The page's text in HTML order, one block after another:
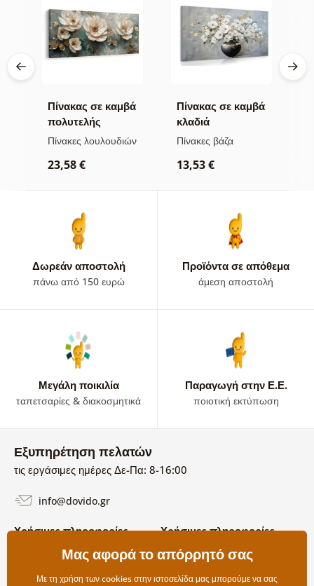
Πίνακας σε καμβά
πολυτελής
λουλουδάτη
Πίνακες λουλουδιών
23,58 €
Πίνακας σε καμβά
κλαδιά
λουλουδιών σε
Πίνακες βάζα
13,53 €
Δωρεάν αποστολή
πάνω από 150 ευρώ
Προϊόντα σε απόθεμα
άμεση αποστολή
Μεγάλη ποικιλία
ταπετσαρίες & διακοσμητικά
Παραγωγή στην Ε.Ε.
ποιοτική εκτύπωση
Εξυπηρέτηση πελατών
τις εργάσιμες ημέρες Δε-Πα: 8-16:00
info@dovido.gr
Χρήσιμες πληροφορίες
Όροι χρήσης και επιστροφών
Χρήσιμες πληροφορίες
Σχετικά με εμάς
Συχνές Ερωτήσεις
Επικοινωνία
Μας αφορά το απόρρητό σας
Με τη χρήση των cookies στην ιστοσελίδα μας μπορούμε να σας